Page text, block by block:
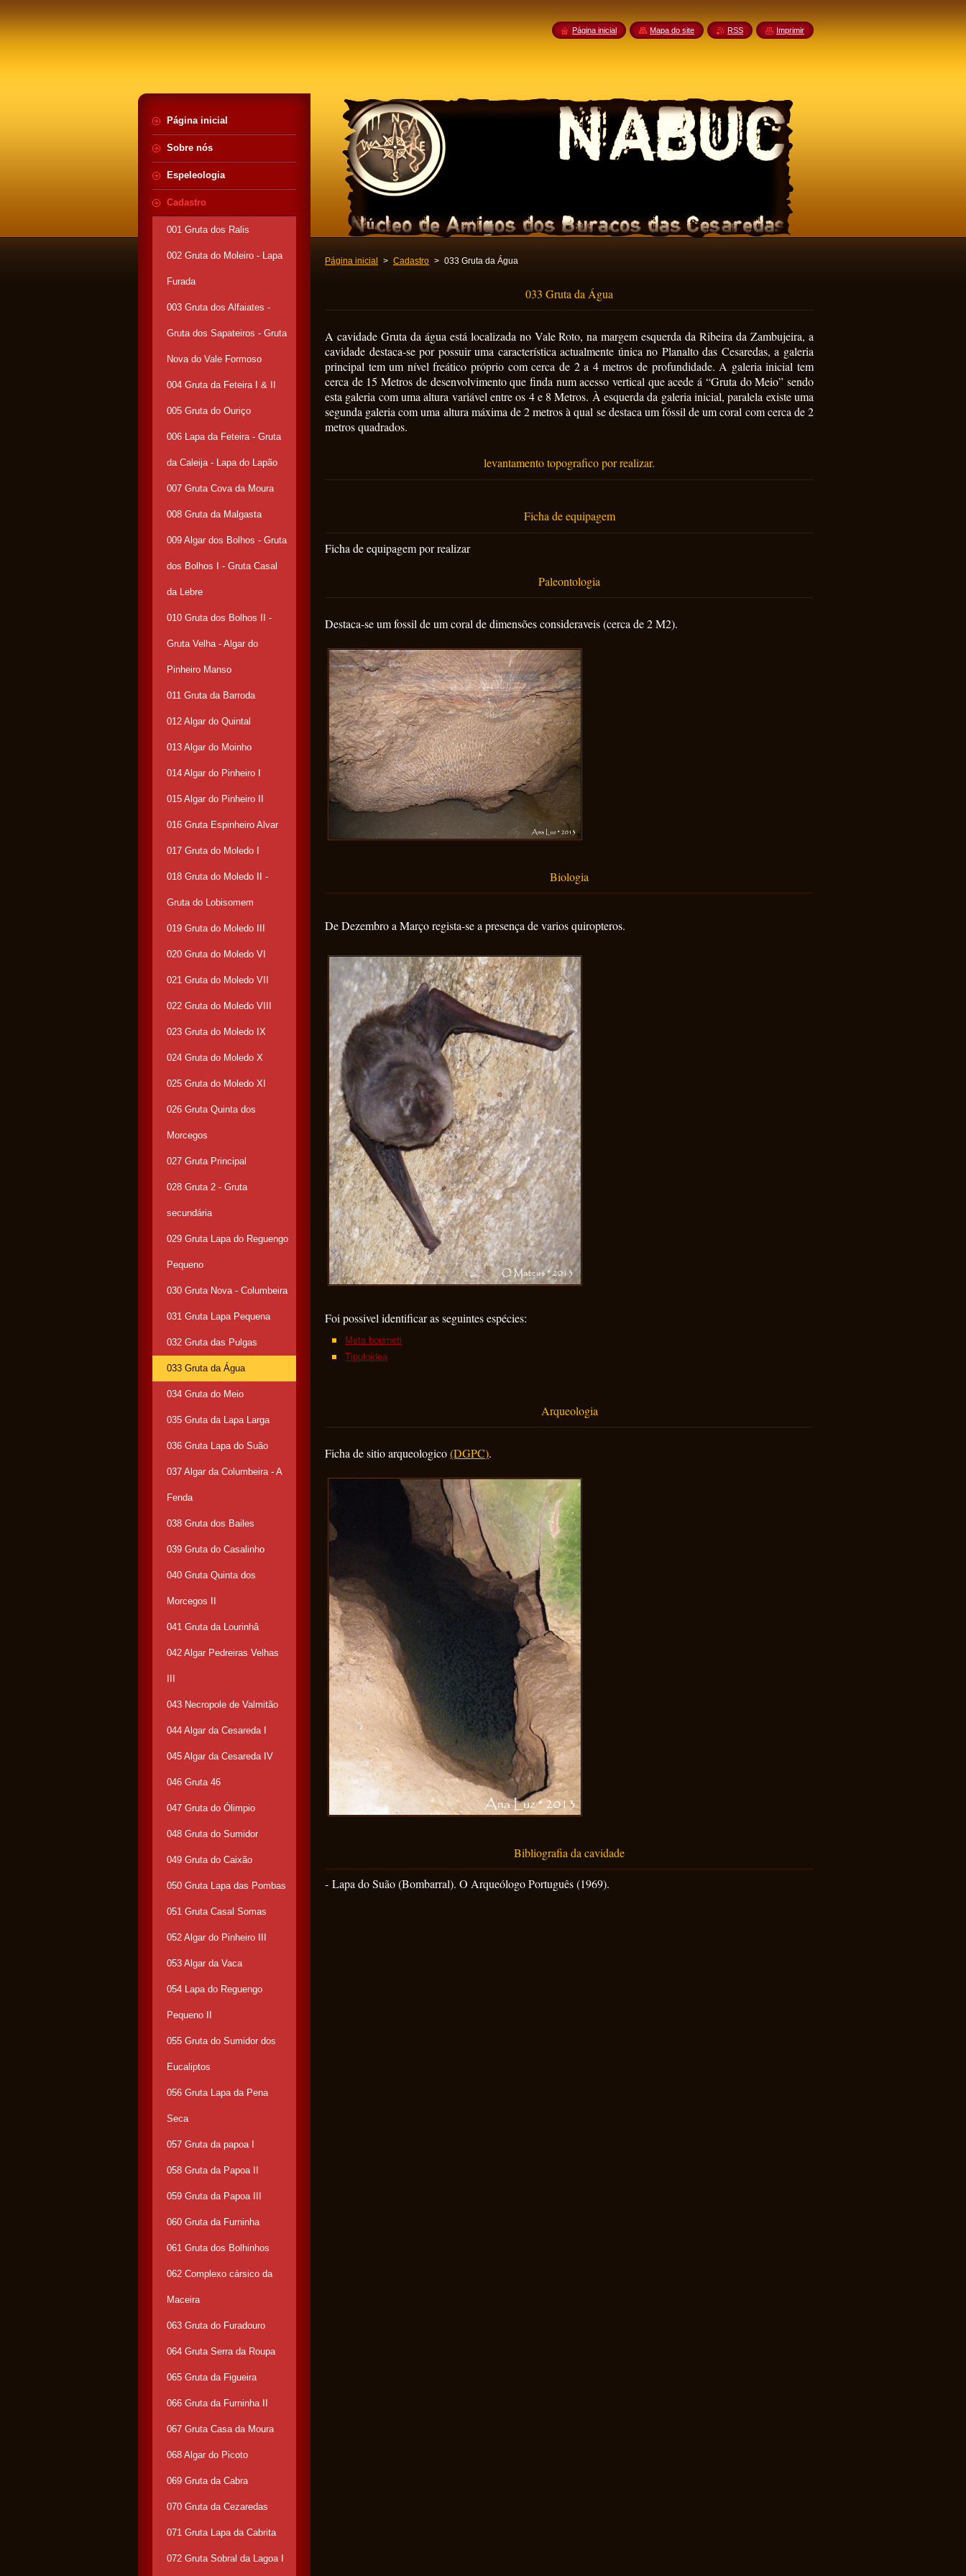
Página inicial > Cadastro > 033 Gruta da Água
033 Gruta da Água
A cavidade Gruta da água está localizada no Vale Roto, na margem esquerda da Ribeira da Zambujeira, a
cavidade destaca-se por possuir uma característica actualmente única no Planalto das Cesaredas, a galeria
principal tem um nível freático próprio com cerca de 2 a 4 metros de profundidade. A galeria inicial tem
cerca de 15 Metros de desenvolvimento que finda num acesso vertical que acede á “Gruta do Meio” sendo
esta galeria com uma altura variável entre os 4 e 8 Metros. À esquerda da galeria inicial, paralela existe uma
segunda galeria com uma altura máxima de 2 metros à qual se destaca um fóssil de um coral com cerca de 2
metros quadrados.
levantamento topografico por realizar.
Ficha de equipagem
Ficha de equipagem por realizar
Paleontologia
Destaca-se um fossil de um coral de dimensões consideraveis (cerca de 2 M2).
Biologia
De Dezembro a Março regista-se a presença de varios quiropteros.
Foi possivel identificar as seguintes espécies:
Meta bourneti
Tipuloidea
Arqueologia
Ficha de sitio arqueologico(DGPC).
Bibliografia da cavidade
- Lapa do Suão (Bombarral). O Arqueólogo Português (1969).
Página inicial
Sobre nós
Espeleologia
Cadastro
001 Gruta dos Ralis
002 Gruta do Moleiro - Lapa
Furada
003 Gruta dos Alfaiates -
Gruta dos Sapateiros - Gruta
Nova do Vale Formoso
004 Gruta da Feteira I & II
005 Gruta do Ouriço
006 Lapa da Feteira - Gruta
da Caleija - Lapa do Lapão
007 Gruta Cova da Moura
008 Gruta da Malgasta
009 Algar dos Bolhos - Gruta
dos Bolhos I - Gruta Casal
da Lebre
010 Gruta dos Bolhos II -
Gruta Velha - Algar do
Pinheiro Manso
011 Gruta da Barroda
012 Algar do Quintal
013 Algar do Moinho
014 Algar do Pinheiro I
015 Algar do Pinheiro II
016 Gruta Espinheiro Alvar
017 Gruta do Moledo I
018 Gruta do Moledo II -
Gruta do Lobisomem
019 Gruta do Moledo III
020 Gruta do Moledo VI
021 Gruta do Moledo VII
022 Gruta do Moledo VIII
023 Gruta do Moledo IX
024 Gruta do Moledo X
025 Gruta do Moledo XI
026 Gruta Quinta dos
Morcegos
027 Gruta Principal
028 Gruta 2 - Gruta
secundária
029 Gruta Lapa do Reguengo
Pequeno
030 Gruta Nova - Columbeira
031 Gruta Lapa Pequena
032 Gruta das Pulgas
033 Gruta da Água
034 Gruta do Meio
035 Gruta da Lapa Larga
036 Gruta Lapa do Suão
037 Algar da Columbeira - A
Fenda
038 Gruta dos Bailes
039 Gruta do Casalinho
040 Gruta Quinta dos
Morcegos II
041 Gruta da Lourinhâ
042 Algar Pedreiras Velhas
043 Necropole de Valmitão
044 Algar da Cesareda I
045 Algar da Cesareda IV
046 Gruta 46
047 Gruta do Ólimpio
048 Gruta do Sumidor
049 Gruta do Caixão
050 Gruta Lapa das Pombas
051 Gruta Casal Somas
052 Algar do Pinheiro III
053 Algar da Vaca
054 Lapa do Reguengo
Pequeno II
055 Gruta do Sumidor dos
Eucaliptos
056 Gruta Lapa da Pena
Seca
057 Gruta da papoa I
058 Gruta da Papoa II
059 Gruta da Papoa III
060 Gruta da Furninha
061 Gruta dos Bolhinhos
062 Complexo cársico da
Maceira
063 Gruta do Furadouro
064 Gruta Serra da Roupa
065 Gruta da Figueira
066 Gruta da Furninha II
067 Gruta Casa da Moura
068 Algar do Picoto
069 Gruta da Cabra
070 Gruta da Cezaredas
071 Gruta Lapa da Cabrita
072 Gruta Sobral da Lagoa I
Página inicial Mapa do site RSS Imprimir